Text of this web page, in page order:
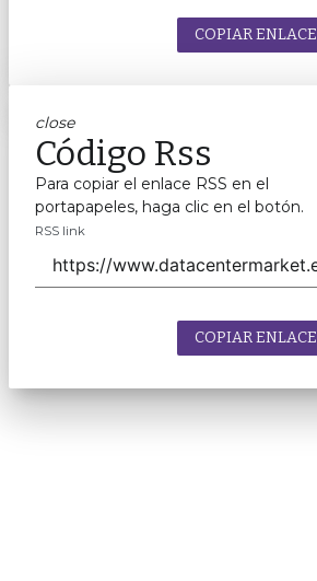
COPIAR ENLACE
close
Código Rss
Para copiar el enlace RSS en el
portapapeles, haga clic en el botón.
RSS link
COPIAR ENLACE